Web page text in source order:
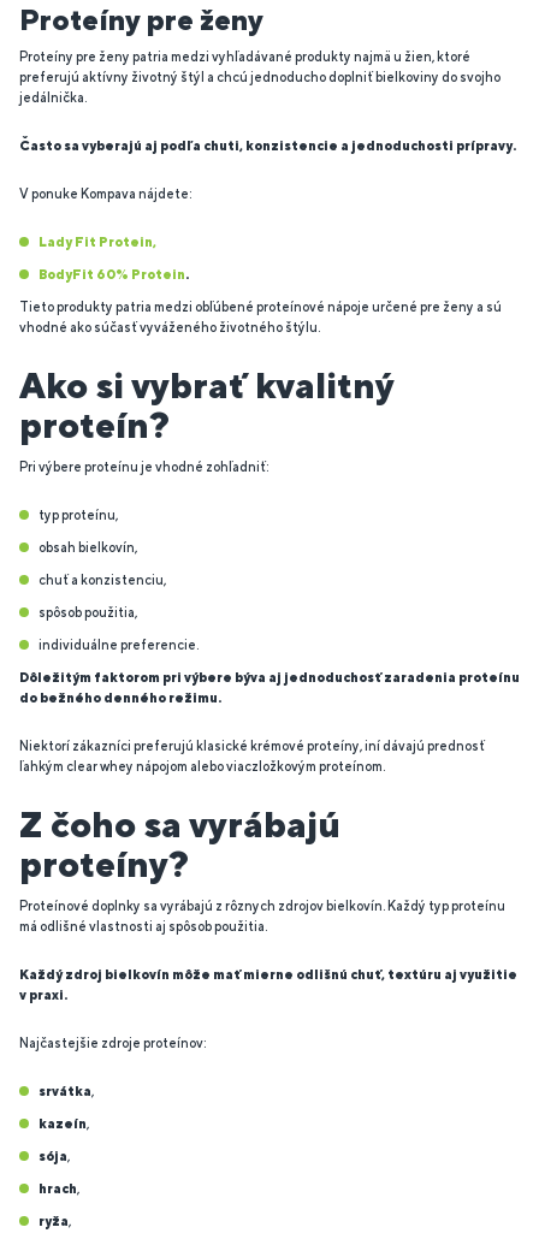
Proteíny pre ženy
Proteíny pre ženy patria medzi vyhľadávané produkty najmä u žien, ktoré
preferujú aktívny životný štýl a chcú jednoducho doplniť bielkoviny do svojho
jedálnička.
Často sa vyberajú aj podľa chuti, konzistencie a jednoduchosti prípravy.
V ponuke Kompava nájdete:
Lady Fit Protein,
BodyFit 60% Protein.
Tieto produkty patria medzi obľúbené proteínové nápoje určené pre ženy a sú
vhodné ako súčasť vyváženého životného štýlu.
Ako si vybrať kvalitný
proteín?
Pri výbere proteínu je vhodné zohľadniť:
typ proteínu,
obsah bielkovín,
chuť a konzistenciu,
spôsob použitia,
individuálne preferencie.
Dôležitým faktorom pri výbere býva aj jednoduchosť zaradenia proteínu
do bežného denného režimu.
Niektorí zákazníci preferujú klasické krémové proteíny, iní dávajú prednosť
ľahkým clear whey nápojom alebo viaczložkovým proteínom.
Z čoho sa vyrábajú
proteíny?
Proteínové doplnky sa vyrábajú z rôznych zdrojov bielkovín. Každý typ proteínu
má odlišné vlastnosti aj spôsob použitia.
Každý zdroj bielkovín môže mať mierne odlišnú chuť, textúru aj využitie
v praxi.
Najčastejšie zdroje proteínov:
srvátka,
kazeín,
sója,
hrach,
ryža,